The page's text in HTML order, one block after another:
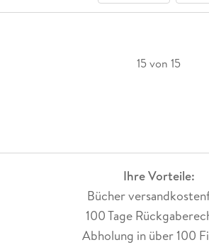
15 von 15
Ihre Vorteile:
Bücher
100 Tage
Abholung in über 100